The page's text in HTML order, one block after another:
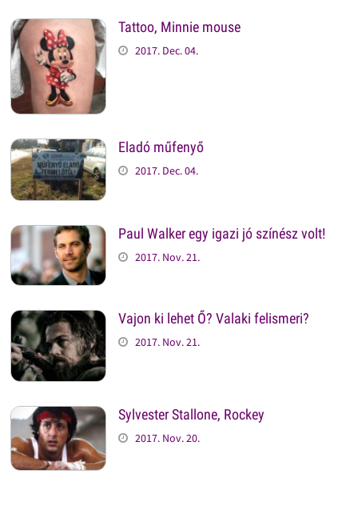
Tattoo, Minnie mouse
2017. Dec. 04.
Eladó műfenyő
2017. Dec. 04.
Paul Walker egy igazi jó színész volt!
2017. Nov. 21.
Vajon ki lehet Ő? Valaki felismeri?
2017. Nov. 21.
Sylvester Stallone, Rockey
2017. Nov. 20.